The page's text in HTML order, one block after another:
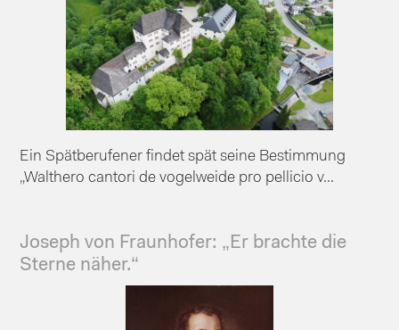
Ein Spätberufener findet spät seine Bestimmung
„Walthero cantori de vogelweide pro pellicio v...
Joseph von Fraunhofer: „Er brachte die
Sterne näher.“